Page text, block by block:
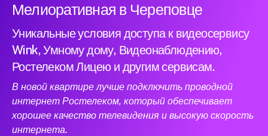
Мелиоративная в Череповце
Уникальные условия доступа к видеосервису
Wink, Умному дому, Видеонаблюдению,
Ростелеком Лицею и другим сервисам.
В новой квартире лучше подключить проводной
интернет Ростелеком, который обеспечивает
хорошее качество телевидения и высокую скорость
интернета.